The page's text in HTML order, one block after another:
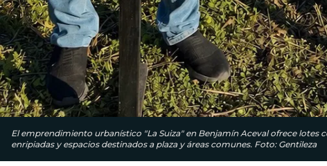
El emprendimiento urbanístico "La Suiza" en Benjamín Aceval ofrece lotes
enripiadas y espacios destinados a plaza y áreas comunes. Foto: Gentileza